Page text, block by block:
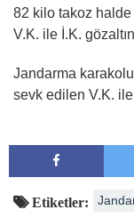
82 kilo takoz
V.K. ile İ.K.
Jandarma
sevk edilen V.K. ile
Etiketler: